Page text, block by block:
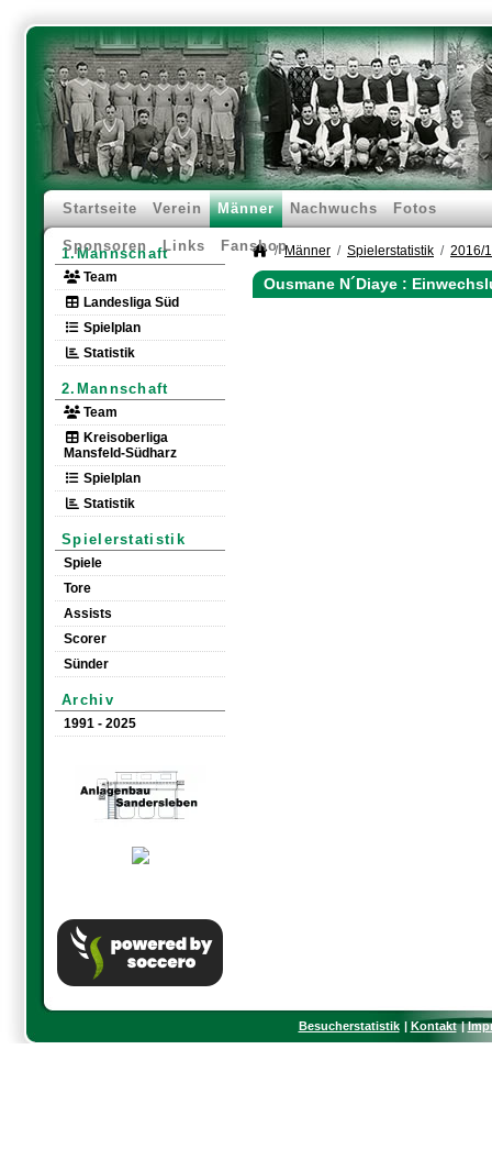
Startseite Verein Männer Nachwuchs Fotos
Sponsoren Links Fanshop
1.Mannschaft
Team
Landesliga Süd
Spielplan
Statistik
2.Mannschaft
Team
Kreisoberliga
Mansfeld-Südharz
Spielplan
Statistik
Spielerstatistik
Spiele
Tore
Assists
Scorer
Sünder
Archiv
1991 - 2025
Männer Spielerstatistik 2016/
Ousmane N´Diaye :
Besucherstatistik Kontakt